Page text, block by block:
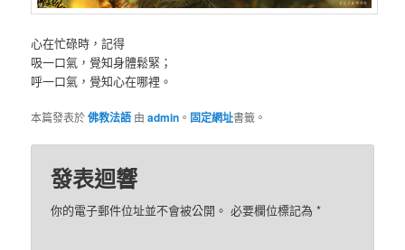
心在忙碌時，記得
吸一口氣，覺知身體鬆緊；
呼一口氣，覺知心在哪裡。
本篇發表於佛教法語 由admin 。 固定網址書籤。
發表迴響
你的電子郵件位址並不會被公開。 必要欄位標記為*